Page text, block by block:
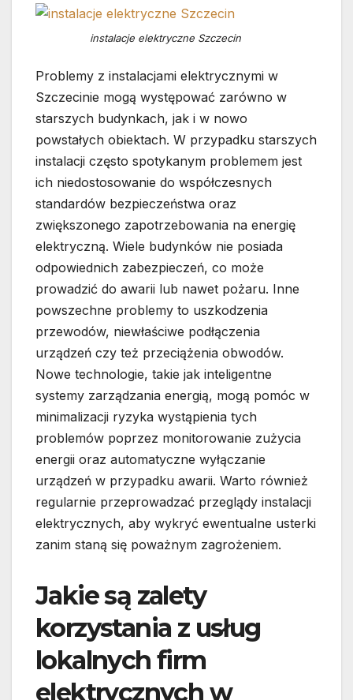
instalacje elektryczne Szczecin
Problemy z instalacjami elektrycznymi w
Szczecinie mogą występować zarówno w
starszych budynkach, jak i w nowo
powstałych obiektach. W przypadku starszych
instalacji często spotykanym problemem jest
ich niedostosowanie do współczesnych
standardów bezpieczeństwa oraz
zwiększonego zapotrzebowania na energię
elektryczną. Wiele budynków nie posiada
odpowiednich zabezpieczeń, co może
prowadzić do awarii lub nawet pożaru. Inne
powszechne problemy to uszkodzenia
przewodów, niewłaściwe podłączenia
urządzeń czy też przeciążenia obwodów.
Nowe technologie, takie jak inteligentne
systemy zarządzania energią, mogą pomóc w
minimalizacji ryzyka wystąpienia tych
problemów poprzez monitorowanie zużycia
energii oraz automatyczne wyłączanie
urządzeń w przypadku awarii. Warto również
regularnie przeprowadzać przeglądy instalacji
elektrycznych, aby wykryć ewentualne usterki
zanim staną się poważnym zagrożeniem.
Jakie są zalety
korzystania z usług
lokalnych firm
elektrycznych w